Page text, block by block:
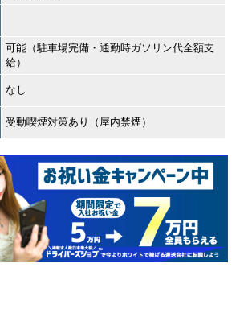
可能（駐車場完備・通勤時ガソリン代全額支
給）
なし
受動喫煙対策あり（屋内禁煙）